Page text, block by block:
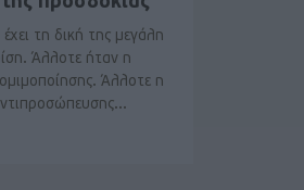
τη δική της μεγάλη
Άλλοτε ήταν η
Άλλοτε η